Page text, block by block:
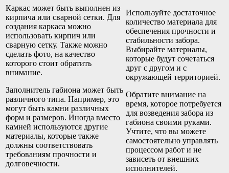
Каркас может быть выполнен из
кирпича или сварной сетки. Для
создания каркаса можно
использовать кирпич или
сварную сетку. Также можно
сделать фото, на качество
которого стоит обратить
внимание.
Заполнитель габиона может быть
различного типа. Например, это
могут быть камни различных
форм и размеров. Иногда вместо
камней используются другие
материалы, которые также
должны соответствовать
требованиям прочности и
долговечности.
Используйте достаточное
количество материала для
обеспечения прочности и
стабильности забора.
Выбирайте материалы,
которые будут сочетаться
друг с другом и с
окружающей территорией.
Обратите внимание на
время, которое потребуется
для возведения забора из
габиона своими руками.
Учтите, что вы можете
самостоятельно управлять
процессом работ и не
зависеть от внешних
исполнителей.